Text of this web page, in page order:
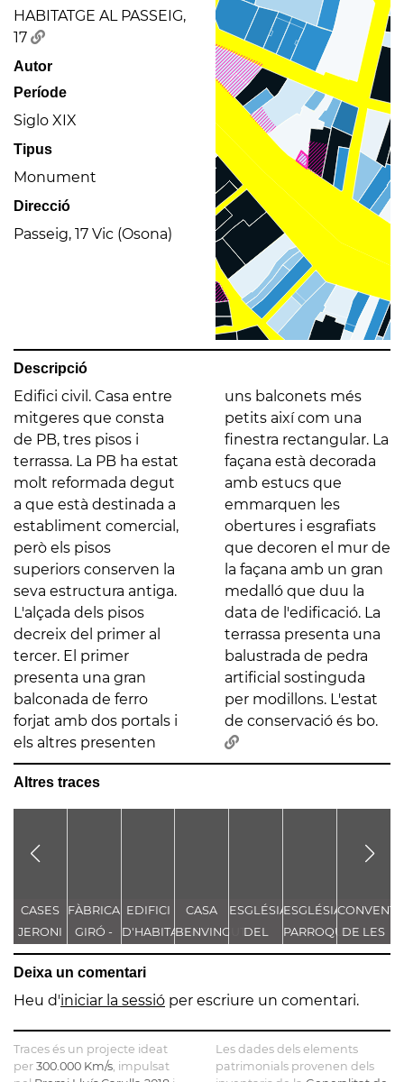
HABITATGE AL PASSEIG,
17
Autor
Període
Siglo XIX
Tipus
Monument
Direcció
Passeig, 17 Vic (Osona)
Descripció
Edifici civil. Casa entre
mitgeres que consta
de PB, tres pisos i
terrassa. La PB ha estat
molt reformada degut
a que està destinada a
establiment comercial,
però els pisos
superiors conserven la
seva estructura antiga.
L'alçada dels pisos
decreix del primer al
tercer. El primer
presenta una gran
balconada de ferro
forjat amb dos portals i
els altres presenten
uns balconets més
petits així com una
finestra rectangular. La
façana està decorada
amb estucs que
emmarquen les
obertures i esgrafiats
que decoren el mur de
la façana amb un gran
medalló que duu la
data de l'edificació. La
terrassa presenta una
balustrada de pedra
artificial sostinguda
per modillons. L'estat
de conservació és bo.
Altres traces
CASES
JERONI
F.
GRANELL
FÀBRICA
GIRÓ -
FÀBRICA
CASACUBERTA
EDIFICI
D'HABITATGES
CASA
BENVINGUT
SOCIAS
ESGLÉSIA
DEL
COL·LEGI
DOMINIQUES
ESGLÉSIA
PARROQUIAL
DE LA
CREU
CONVENT
DE LES
VETLLA
Deixa un comentari
Heu d'iniciar la sessió per escriure un comentari.
Traces és un projecte ideat
per 300.000 Km/s , impulsat
Les dades dels elements
patrimonials provenen dels